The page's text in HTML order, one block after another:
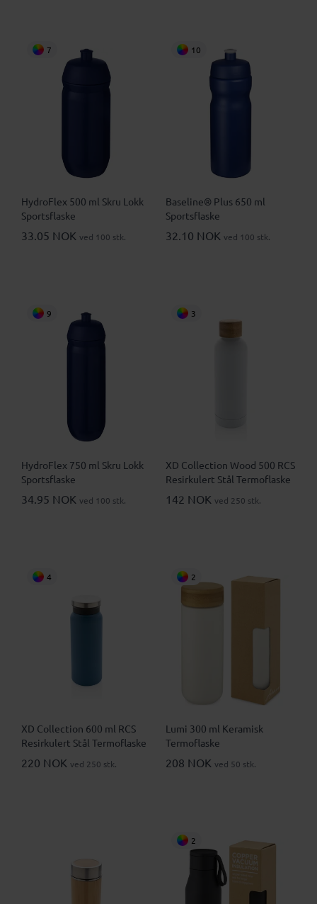
7
HydroFlex 500 ml Skru Lokk
Sportsflaske
33.05 NOK ved 100 stk.
10
Baseline® Plus 650 ml
Sportsflaske
32.10 NOK ved 100 stk.
9
HydroFlex 750 ml Skru Lokk
Sportsflaske
34.95 NOK ved 100 stk.
3
XD Collection Wood 500 RCS
Resirkulert Stål Termoflaske
142 NOK ved 250 stk.
4
XD Collection 600 ml RCS
Resirkulert Stål Termoflaske
220 NOK ved 250 stk.
2
Lumi 300 ml Keramisk
Termoflaske
208 NOK ved 50 stk.
2